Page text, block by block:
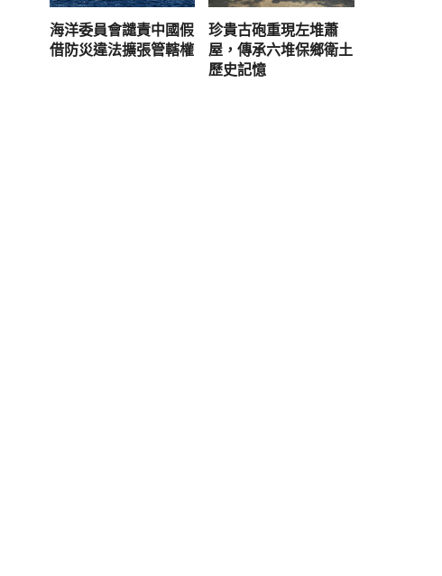
海洋委員會譴責中國假
借防災違法擴張管轄權
珍貴古砲重現左堆蕭
屋，傳承六堆保鄉衛土
歷史記憶